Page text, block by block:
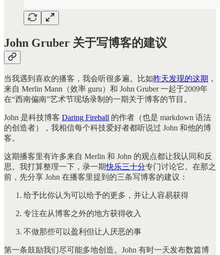
John Gruber 关于写博客的建议
当我遇到喜欢的播客，我会听很多遍。比如昨天发现的这期 ，
来自 Merlin Mann（效率 guru）和 John Gruber 一起于2009年
在“西南偏南”艺术节现场录制的一期关于博客的节目。
John 是科技博客 Daring Fireball 的作者（也是 markdown 语法
的创造者），我相信每个科技爱好者都听说过 John 和他的博
客。
这期播客里有许多来自 Merlin 和 John 的观点都让我认同和反
思。我打算整理一下，录一期快乐三十分专门讨论它。在那之
前，先分享 John 在播客里提到的三条写博客的建议：
给予比你认为可以给予的更多，并让人容易获得
专注在从博客之外的地方获得收入
不做那些可以盈利但让人厌恶的事
第一条鼓励我们尽可能多地创造。John 有时一天发布数篇博